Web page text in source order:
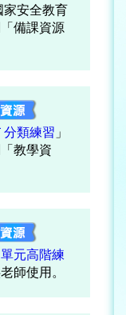
家安全教育
備課資源
分類練習 」
教學資
單元高階練
師使用。